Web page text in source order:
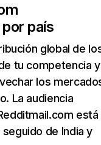
país
global de
tu competencia y
los
La audiencia
está
de India y